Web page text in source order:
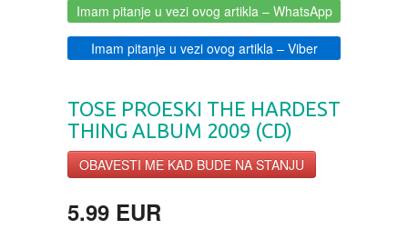
DRAMA
DUH I TELO
EDUKATIVNI
EROTSKI
100% PRIRODNO
Imam pitanje u vezi ovog artikla – WhatsApp
Imam pitanje u vezi ovog artikla – Viber
TOSE PROESKI THE HARDEST
THING ALBUM 2009 (CD)
OBAVESTI ME KAD BUDE NA STANJU
5.99 EUR